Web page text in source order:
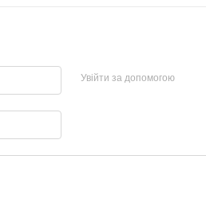
Увійти за допомогою